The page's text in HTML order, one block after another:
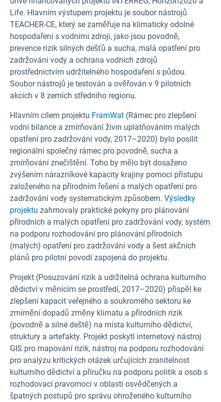
Life. Hlavním výstupem projektu je soubor nástrojů
TEACHER-CE, který se zaměřuje na klimaticky odolné
hospodaření s vodními zdroji, jako jsou povodně,
prevence rizik silných dešťů a sucha, malá opatření pro
zadržování vody a ochrana vodních zdrojů
prostřednictvím udržitelného hospodaření s půdou.
Soubor nástrojů je testován a ověřován v 9 pilotních
akcích v 8 zemích středního regionu.
Hlavním cílem projektu FramWat (Rámec pro zlepšení
vodní bilance a zmírňování živin uplatňováním malých
opatření pro zadržování vody, 2017–2020) bylo posílit
regionální společný rámec pro povodně, sucha a
zmírňování znečištění. Toho by mělo být dosaženo
zvýšením nárazníkové kapacity krajiny pomocí přístupu
založeného na přírodním řešení a malých opatření pro
zadržování vody systematickým způsobem. Výsledky
projektu zahrnovaly praktické pokyny pro plánování
přírodních a malých opatření pro zadržování vody, systém
na podporu rozhodování pro plánování přírodních
(malých) opatření pro zadržování vody a šest akčních
plánů pro pilotní povodí zapojená do projektu.
Projekt (Posuzování rizik a udržitelná ochrana kulturního
dědictví v měnícím se prostředí, 2017–2020) přispěl ke
zlepšení kapacit veřejného a soukromého sektoru ke
zmírnění dopadů změny klimatu a přírodních rizik
(povodně a silné deště) na místa kulturního dědictví,
struktury a artefakty. Projekt poskytl internetový nástroj
GIS pro mapování rizik, nástroj na podporu rozhodování
pro analýzu kritických otázek určujících zranitelnost
kulturního dědictví a příručku na podporu politik a osob s
rozhodovací pravomocí v oblasti osvědčených a
špatných postupů pro správu ohroženého kulturního